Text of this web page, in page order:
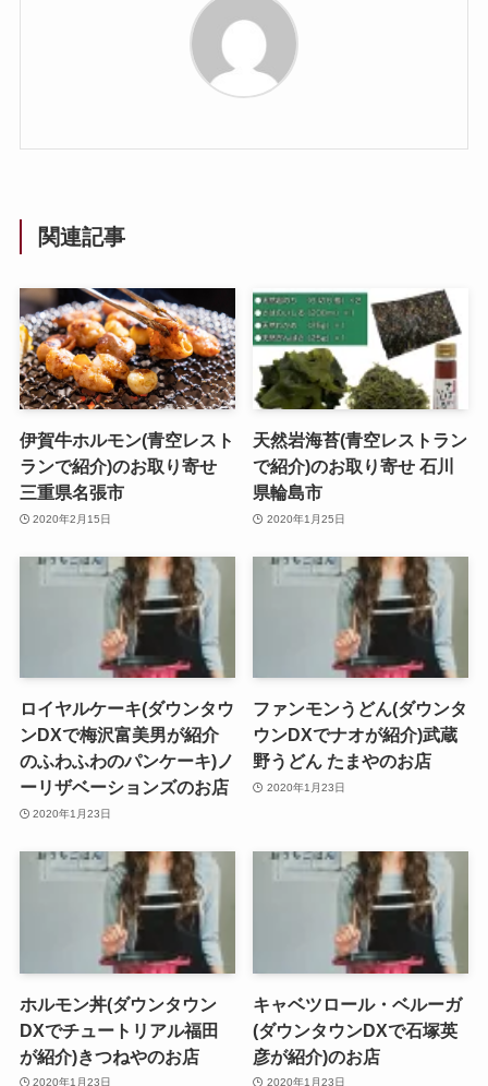
関連記事
伊賀牛ホルモン(青空レスト
ランで紹介)のお取り寄せ
三重県名張市
2020年2月15日
天然岩海苔(青空レストラン
で紹介)のお取り寄せ 石川
県輪島市
2020年1月25日
ロイヤルケーキ(ダウンタウ
ンDXで梅沢富美男が紹介
のふわふわのパンケーキ)ノ
ーリザベーションズのお店
2020年1月23日
ファンモンうどん(ダウンタ
ウンDXでナオが紹介)武蔵
野うどん たまやのお店
2020年1月23日
ホルモン丼(ダウンタウン
DXでチュートリアル福田
が紹介)きつねやのお店
2020年1月23日
キャベツロール・ベルーガ
(ダウンタウンDXで石塚英
彦が紹介)のお店
2020年1月23日